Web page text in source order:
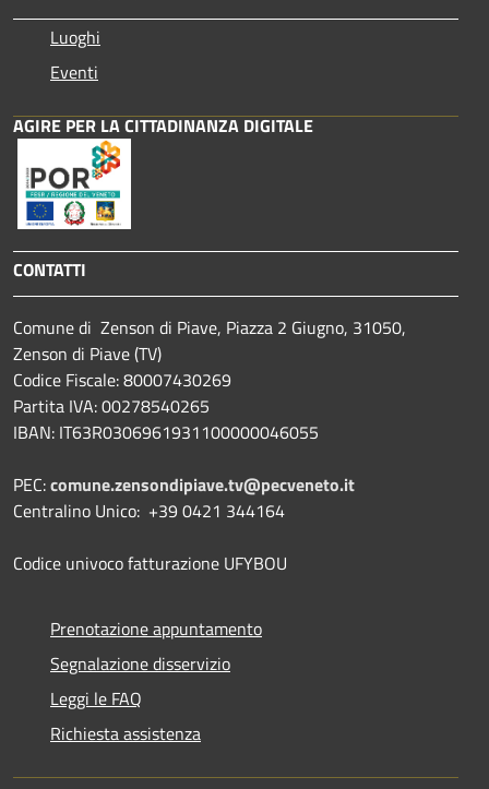
Luoghi
Eventi
AGIRE PER LA CITTADINANZA DIGITALE
CONTATTI
Comune di Zenson di Piave, Piazza 2 Giugno, 31050,
Zenson di Piave (TV)
Codice Fiscale: 80007430269
Partita IVA: 00278540265
IBAN: IT63R0306961931100000046055
PEC:comune.zensondipiave.tv@pecveneto.it
Centralino Unico: +39 0421 344164
Codice univoco fatturazione UFYBOU
Prenotazione appuntamento
Segnalazione disservizio
Leggi le FAQ
Richiesta assistenza